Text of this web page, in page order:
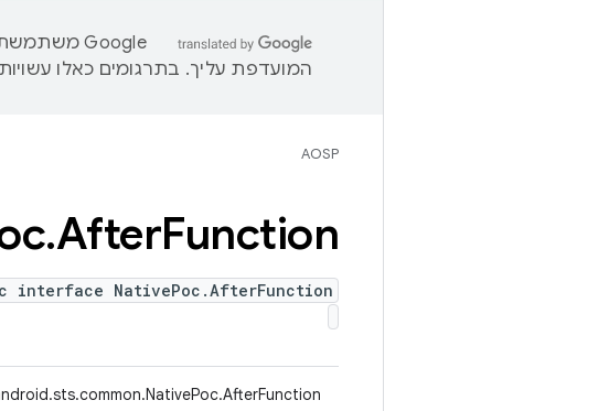
המועדפת עליך. בתרגומים כאלו
AOSP
.AfterFunction
interface NativePoc.AfterFunction